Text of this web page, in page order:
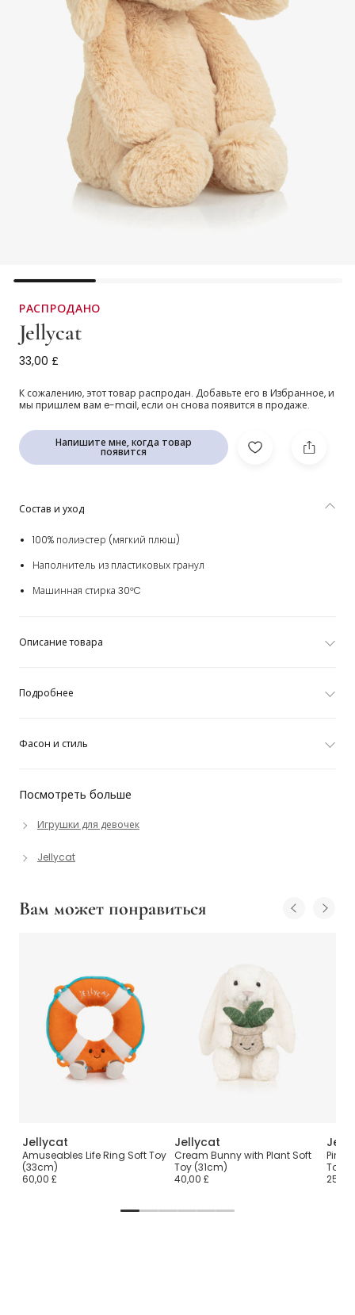
РАСПРОДАНО
Jellycat
Бежевый застенчивый щенок Орландо (34см)
33,00 £
К сожалению, этот товар распродан. Добавьте его в Избранное, и
мы пришлем вам e-mail, если он снова появится в продаже.
Напишите мне, когда товар
появится
Посмотреть больше
Игрушки для девочек
Jellycat
Состав и уход
100% полиэстер (мягкий плюш)
Наполнитель из пластиковых гранул
Машинная стирка 30°C
Описание товара
Подробнее
Фасон и стиль
Вам может понравиться
Jellycat
Amuseables Life Ring Soft Toy
(33cm)
60,00 £
Jellycat
Cream Bunny with Plant Soft
Toy (31cm)
40,00 £
Pink
Toy
25,00